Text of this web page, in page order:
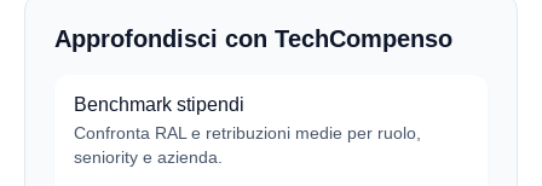
Approfondisci con TechCompenso
Benchmark stipendi
Confronta RAL e retribuzioni medie per ruolo,
seniority e azienda.